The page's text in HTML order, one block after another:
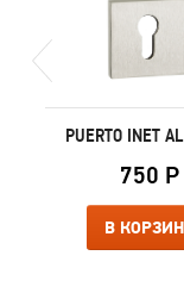
PUERTO INET
750 Р
В